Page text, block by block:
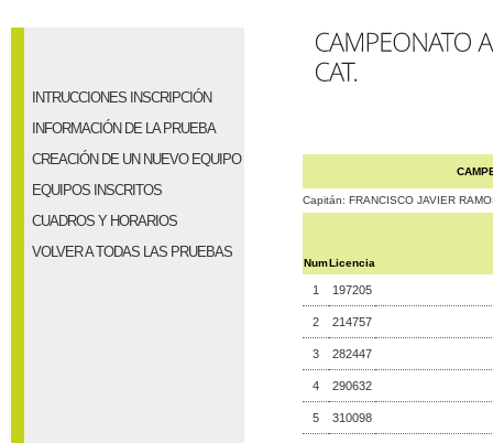
INTRUCCIONES INSCRIPCIÓN
INFORMACIÓN DE LA PRUEBA
CREACIÓN DE UN NUEVO EQUIPO
EQUIPOS INSCRITOS
CUADROS Y HORARIOS
VOLVER A TODAS LAS PRUEBAS
Capitán: FRANCISCO JAVIER
NumLicencia
1 197205
2 214757
3 282447
4 290632
5 310098